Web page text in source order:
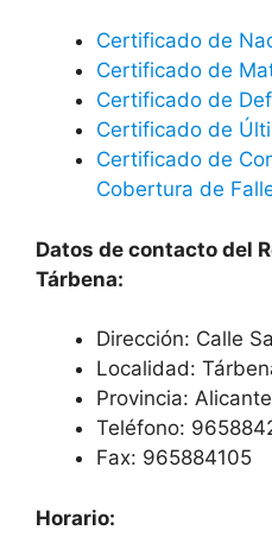
Certificado de
Certificado de
Certificado de
Certificado de
Certificado de
Cobertura de
Datos de contacto del
Tárbena:
Dirección: Calle
Localidad:
Provincia: Alicante
Teléfono:
Fax: 965884105
Horario: